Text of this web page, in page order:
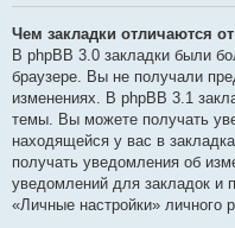
Чем закладки отличаются
В phpBB 3.0 закладки были
браузере. Вы не получали
изменениях. В phpBB 3.1
темы. Вы можете получать
находящейся у вас в
получать уведомления об
уведомлений для закладок и
«Личные настройки» личного